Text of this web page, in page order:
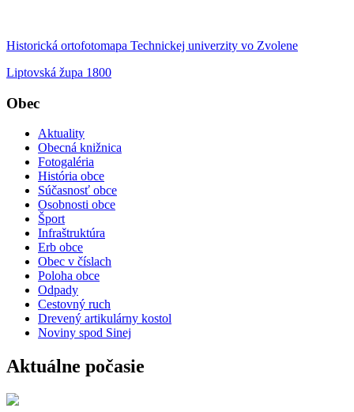
Historická ortofotomapa Technickej univerzity vo Zvolene
Liptovská župa 1800
Obec
Aktuality
Obecná knižnica
Fotogaléria
História obce
Súčasnosť obce
Osobnosti obce
Šport
Infraštruktúra
Erb obce
Obec v číslach
Poloha obce
Odpady
Cestovný ruch
Drevený artikulárny kostol
Noviny spod Sinej
Aktuálne počasie